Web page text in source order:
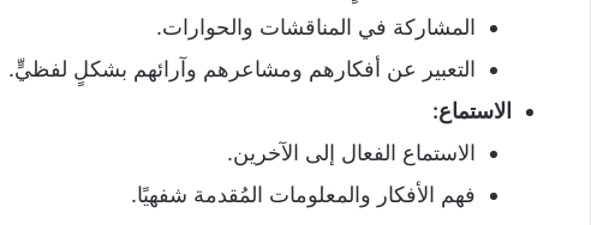
المشاركة في المناقشات والحوارات.
التعبير عن أفكارهم ومشاعرهم وآرائهم بشكلٍ لفظيٍّ.
الاستماع:
الاستماع الفعال إلى الآخرين.
فهم الأفكار والمعلومات المُقدمة شفهيًا.